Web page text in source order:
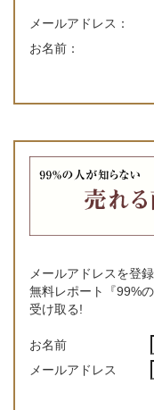
メールアドレス：
お名前：
メールアドレスを登
無料レポート『99%
受け取る!
お名前
メールアドレス